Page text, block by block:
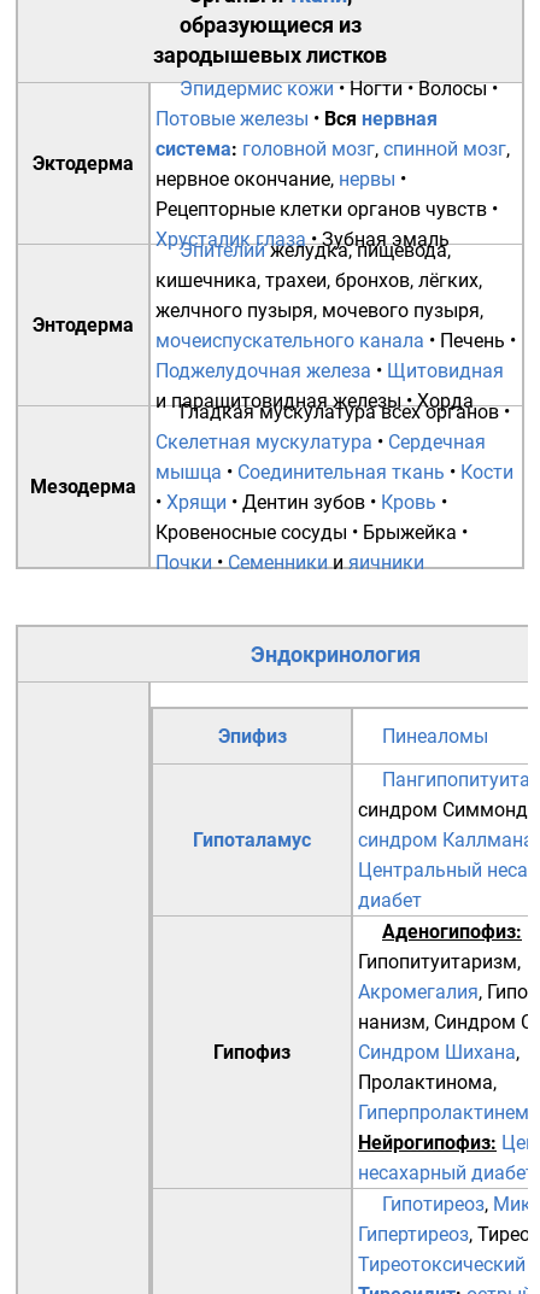
образующиеся из
зародышевых листков
Эктодерма
Эпидермис кожи• Ногти• Волосы•
Потовые железы • Вся нервная
система: головной мозг, спинной мозг,
нервное окончание, нервы •
Рецепторные клетки органов чувств •
Хрусталик глаза• Зубная эмаль
Энтодерма
Эпителий желудка,пищевода,
кишечника, трахеи, бронхов, лёгких,
желчного пузыря, мочевого пузыря,
мочеиспускательного канала • Печень •
Поджелудочная железа • Щитовидная
ипаращитовидная железы• Хорда
Мезодерма
Гладкая мускулатуравсех органов •
Скелетная мускулатура • Сердечная
мышца • Соединительная ткань • Кости
• Хрящи • Дентин зубов • Кровь •
Кровеносные сосуды • Брыжейка •
Почки• Семенникиияичники
Эндокринология
Эпифиз Пинеаломы
Гипоталамус
синдром
синдром Каллмана
Центральный
диабет
Гипофиз
Аденогипофиз:
Гипопитуитаризм,
Акромегалия,
нанизм, Синдром
Синдром Шихана,
Пролактинома,
Нейрогипофиз:
несахарный диабет
Гипотиреоз,
Гипертиреоз,
Тиреотоксический